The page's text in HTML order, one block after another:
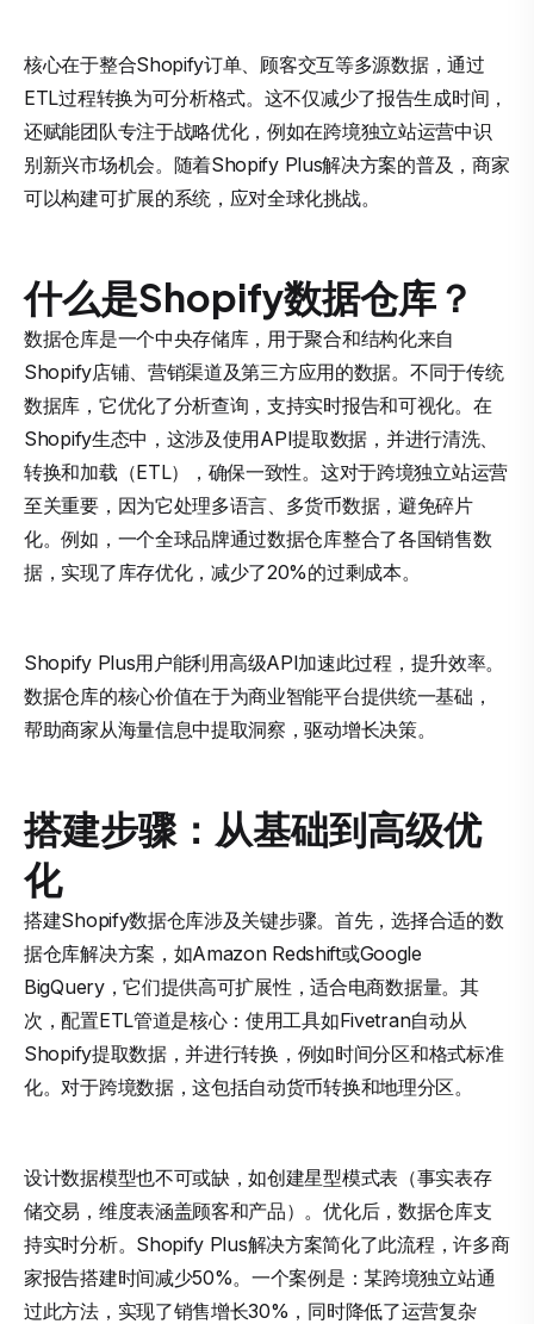
核心在于整合Shopify订单、顾客交互等多源数据，通过
ETL过程转换为可分析格式。这不仅减少了报告生成时间，
还赋能团队专注于战略优化，例如在跨境独立站运营中识
别新兴市场机会。随着Shopify Plus解决方案的普及，商家
可以构建可扩展的系统，应对全球化挑战。
什么是Shopify数据仓库？
数据仓库是一个中央存储库，用于聚合和结构化来自
Shopify店铺、营销渠道及第三方应用的数据。不同于传统
数据库，它优化了分析查询，支持实时报告和可视化。在
Shopify生态中，这涉及使用API提取数据，并进行清洗、
转换和加载（ETL），确保一致性。这对于跨境独立站运营
至关重要，因为它处理多语言、多货币数据，避免碎片
化。例如，一个全球品牌通过数据仓库整合了各国销售数
据，实现了库存优化，减少了20%的过剩成本。
Shopify Plus用户能利用高级API加速此过程，提升效率。
数据仓库的核心价值在于为商业智能平台提供统一基础，
帮助商家从海量信息中提取洞察，驱动增长决策。
搭建步骤：从基础到高级优
化
搭建Shopify数据仓库涉及关键步骤。首先，选择合适的数
据仓库解决方案，如Amazon Redshift或Google
BigQuery，它们提供高可扩展性，适合电商数据量。其
次，配置ETL管道是核心：使用工具如Fivetran自动从
Shopify提取数据，并进行转换，例如时间分区和格式标准
化。对于跨境数据，这包括自动货币转换和地理分区。
设计数据模型也不可或缺，如创建星型模式表（事实表存
储交易，维度表涵盖顾客和产品）。优化后，数据仓库支
持实时分析。Shopify Plus解决方案简化了此流程，许多商
家报告搭建时间减少50%。一个案例是：某跨境独立站通
过此方法，实现了销售增长30%，同时降低了运营复杂